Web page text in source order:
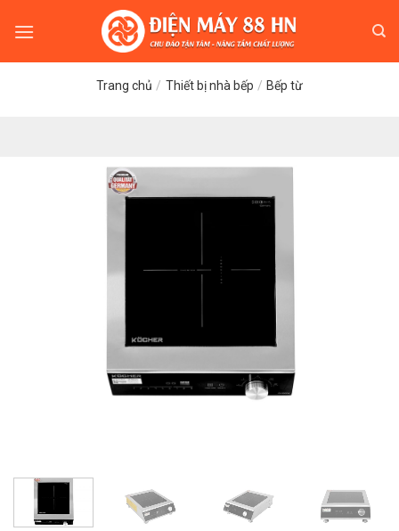
Trang chủ / Thiết bị nhà bếp / Bếp từ